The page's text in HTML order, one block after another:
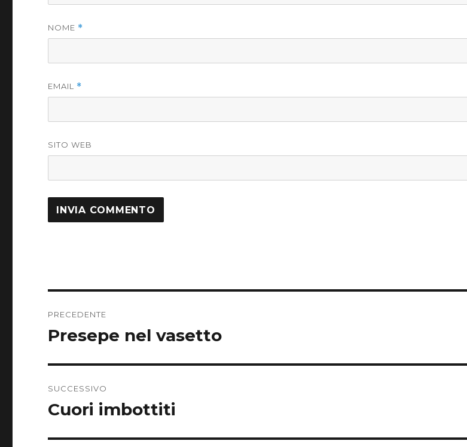
NOME *
EMAIL *
SITO WEB
articoli
PRECEDENTE
Articolo
Presepe nel vasetto
SUCCESSIVO
Articolo
Cuori imbottiti